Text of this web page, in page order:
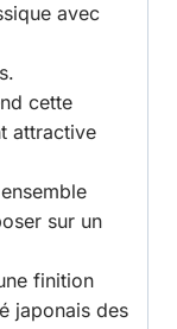
avec
cette
attractive
sur un
finition
japonais des